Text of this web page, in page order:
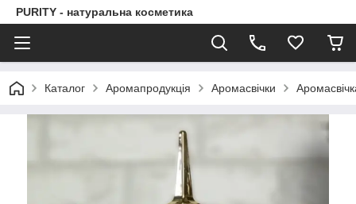
PURITY - натуральна косметика
Каталог Аромапродукція Аромасвічки